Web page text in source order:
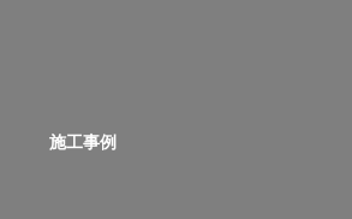
施工事例